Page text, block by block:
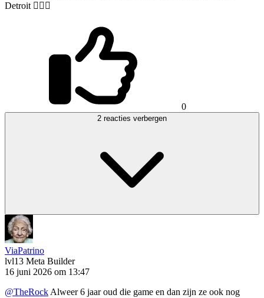
Detroit 🤷🏼‍♂️
0
2 reacties verbergen
ViaPatrino
lvl13 Meta Builder
16 juni 2026 om 13:47
@TheRock Alweer 6 jaar oud die game en dan zijn ze ook nog